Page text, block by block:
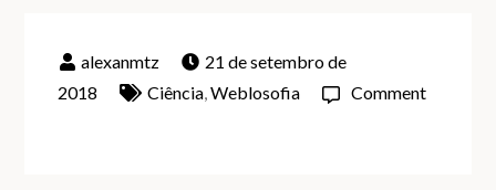
21 de setembro de
2018
Ciência,Weblosofia
Comment